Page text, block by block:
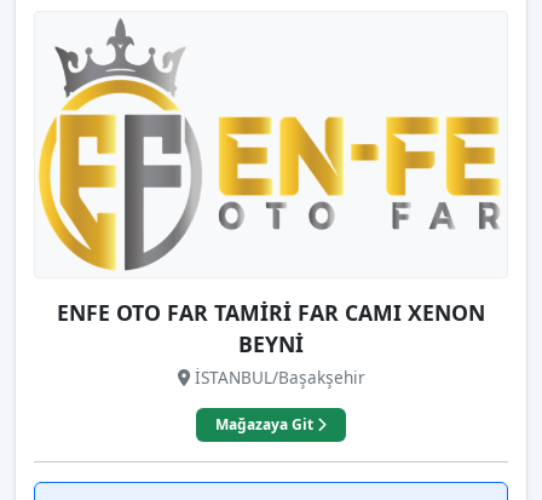
ENFE OTO FAR TAMİRİ FAR CAMI XENON
BEYNİ
İSTANBUL/Başakşehir
Mağazaya Git